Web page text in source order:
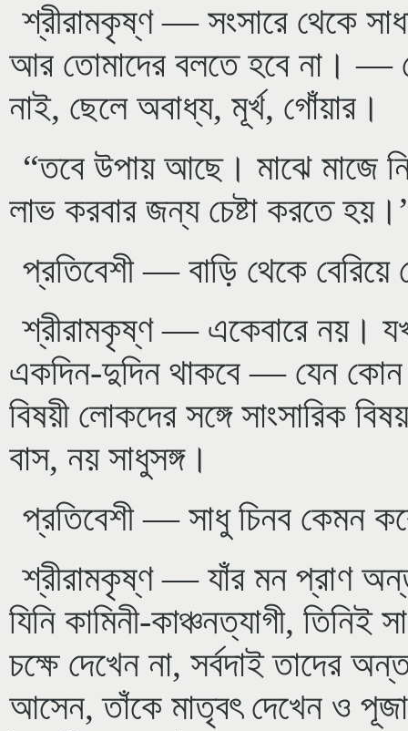
শ্রীরামকৃষ্ণ — সংসারে থেকে
আর তোমাদের বলতে হবে না। —
নাই, ছেলে অবাধ্য, মূর্খ, গোঁয়ার।
“তবে উপায় আছে। মাঝে মাজে
লাভ করবার জন্য চেষ্টা করতে
প্রতিবেশী — বাড়ি থেকে বেরিয়ে
শ্রীরামকৃষ্ণ — একেবারে নয়।
একদিন-দুদিন থাকবে — যেন কোন
বিষয়ী লোকদের সঙ্গে সাংসারিক
বাস, নয় সাধুসঙ্গ।
প্রতিবেশী — সাধু চিনব কেমন
শ্রীরামকৃষ্ণ — যাঁর মন প্রাণ
যিনি কামিনী-কাঞ্চনত্যাগী, তিনিই
চক্ষে দেখেন না, সর্বদাই তাদের
আসেন, তাঁকে মাতৃবৎ দেখেন ও